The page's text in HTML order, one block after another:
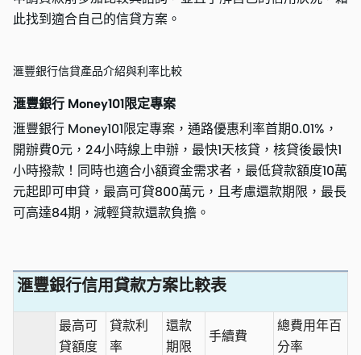
此找到適合自己的信貸方案。
滙豐銀行信貸產品介紹與利率比較
滙豐銀行 Money101限定專案
滙豐銀行 Money101限定專案，通路優惠利率首期0.01%，
開辦費0元，24小時線上申辦，最快1天核貸，核貸後最快1
小時撥款！同時也適合小額資金需求者，最低貸款額度10萬
元起即可申貸，最高可貸800萬元，且考慮還款期限，最長
可高達84期，減輕貸款還款負擔。
滙豐銀行信用貸款方案比較表
最高可
貸額度
貸款利
率
還款
期限
手續費
總費用年百
分率